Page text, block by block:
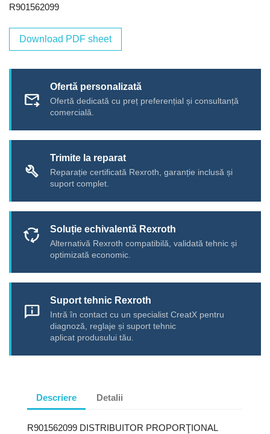
R901562099
Download PDF sheet
forward_to_inbox
Ofertă personalizată
Ofertă dedicată cu preț preferențial și consultanță
comercială.
build
Trimite la reparat
Reparație certificată Rexroth, garanție inclusă și
suport complet.
cycle Soluție echivalentă Rexroth
Alternativă Rexroth compatibilă, validată tehnic și
optimizată economic.
chat_info
Suport tehnic Rexroth
Intră în contact cu un specialist CreatX pentru
diagnoză, reglaje și suport tehnic
aplicat produsului tău.
Descriere Detalii
R901562099 DISTRIBUITOR PROPORŢIONAL